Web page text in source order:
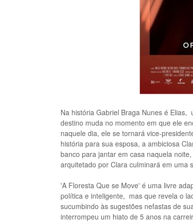
Na história Gabriel Braga Nunes é
destino muda no momento em que ele
naquele dia, ele se tornará vice-
história para sua esposa, a ambiciosa
banco para jantar em casa naquela
arquitetado por Clara culminará em uma
'A Floresta Que se Move' é uma livre
política e inteligente, mas que revela o
sucumbindo às sugestões nefastas de
interrompeu um hiato de 5 anos na